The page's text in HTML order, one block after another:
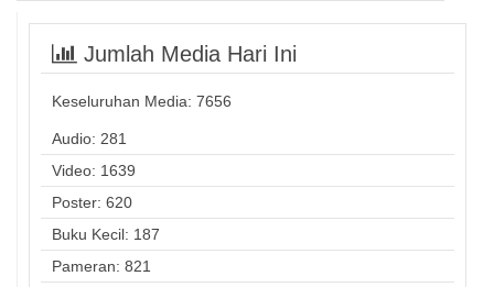
Jumlah Media Hari Ini
Keseluruhan Media: 7656
Audio: 281
Video: 1639
Poster: 620
Buku Kecil: 187
Pameran: 821